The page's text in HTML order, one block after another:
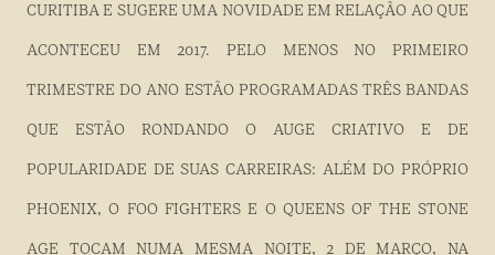
CURITIBA E SUGERE UMA NOVIDADE EM RELAÇÃO AO QUE
ACONTECEU EM 2017. PELO MENOS NO PRIMEIRO
TRIMESTRE DO ANO ESTÃO PROGRAMADAS TRÊS BANDAS
QUE ESTÃO RONDANDO O AUGE CRIATIVO E DE
POPULARIDADE DE SUAS CARREIRAS: ALÉM DO PRÓPRIO
PHOENIX, O FOO FIGHTERS E O QUEENS OF THE STONE
AGE TOCAM NUMA MESMA NOITE, 2 DE MARÇO, NA